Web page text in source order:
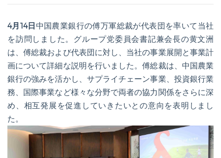
4月14日 中国農業銀行の傅万軍総裁が代表団を率いて当社
を訪問しました。グループ党委員会書記兼会長の黄文洲
は、傅総裁および代表団に対し、当社の事業展開と事業計
画について詳細な説明を行いました。傅総裁は、中国農業
銀行の強みを活かし、サプライチェーン事業、投資銀行業
務、国際事業など様々な分野で両者の協力関係をさらに深
め、相互発展を促進していきたいとの意向を表明しまし
た。